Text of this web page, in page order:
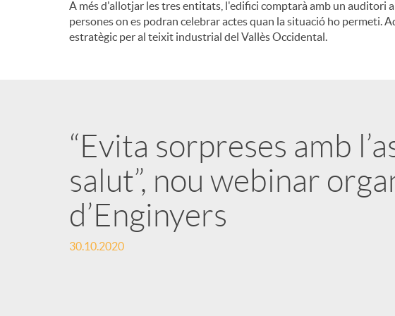
A més d'allotjar les tres entitats, l'edifici comptarà amb un auditori
persones on es podran celebrar actes quan la situació ho permeti.
estratègic per al teixit industrial del Vallès Occidental.
“Evita sorpreses amb
salut”, nou webinar
d’Enginyers
30.10.2020